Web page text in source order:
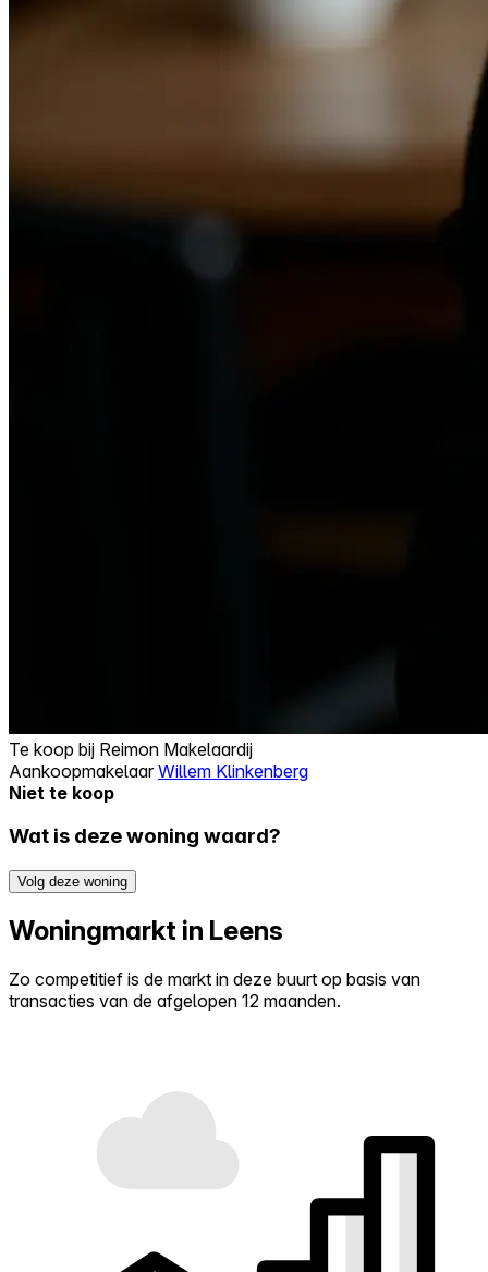
Te koop bij Reimon Makelaardij
AankoopmakelaarWillem Klinkenberg
Niet te koop
Wat is deze woning waard?
Volg deze woning
Woningmarkt in Leens
Zo competitief is de markt in deze buurt op basis van
transacties van de afgelopen 12 maanden.